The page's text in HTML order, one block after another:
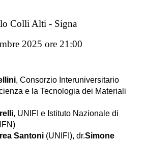
Colli Alti - Signa
2025 ore 21:00
, Consorzio Interuniversitario
e la Tecnologia dei Materiali
, UNIFI e Istituto Nazionale di
Santoni (UNIFI), dr.Simone